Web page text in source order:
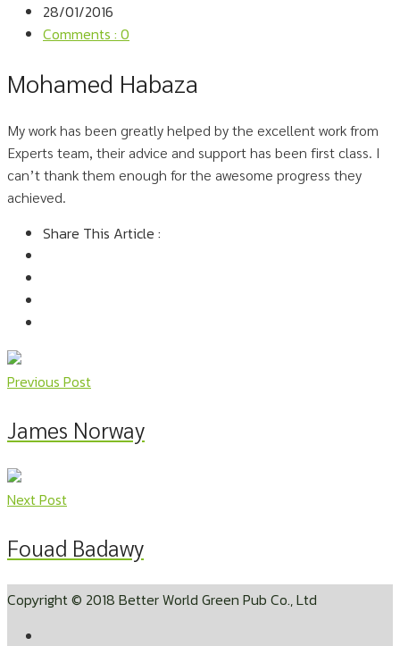
28/01/2016
Comments : 0
Mohamed Habaza
My work has been greatly helped by the excellent work from
Experts team, their advice and support has been first class. I
can’t thank them enough for the awesome progress they
achieved.
Share This Article :
Previous Post
James Norway
Next Post
Fouad Badawy
Copyright © 2018 Better World Green Pub Co., Ltd